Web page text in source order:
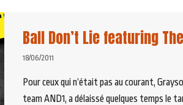
Ball Don’t Lie featuring
18/06/2011
Pour ceux qui n’était pas au courant,
team AND1, a délaissé quelques temps le